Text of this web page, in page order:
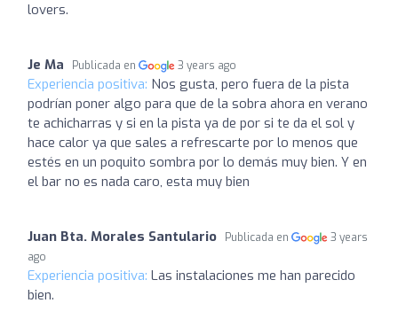
lovers.
Je Ma Publicada en 3 years ago
Experiencia positiva: Nos gusta, pero fuera de la pista
podrían poner algo para que de la sobra ahora en verano
te achicharras y si en la pista ya de por si te da el sol y
hace calor ya que sales a refrescarte por lo menos que
estés en un poquito sombra por lo demás muy bien. Y en
el bar no es nada caro, esta muy bien
Juan Bta. Morales Santulario Publicada en
3 years
ago
Experiencia positiva: Las instalaciones me han parecido
bien.